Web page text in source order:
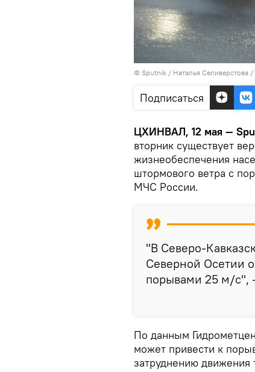
© Sputnik / Наталья Селиверстова /
Подписаться
ЦХИНВАЛ, 12 мая —
вторник существует
жизнеобеспечения
штормового ветра с
МЧС России.
"В Северо-
Северной Осетии
порывами 25 м/с",
По данным
может привести к
затруднению движения